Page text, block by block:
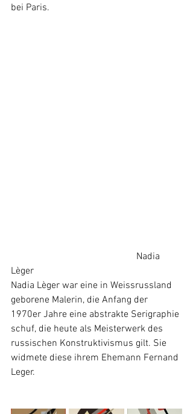
bei Paris.
Lèger
Nadia Lèger war eine in Weissrussland
geborene Malerin, die Anfang der
1970er Jahre eine abstrakte Serigraphie
schuf, die heute als Meisterwerk des
russischen Konstruktivismus gilt. Sie
widmete diese ihrem Ehemann Fernand
Leger.